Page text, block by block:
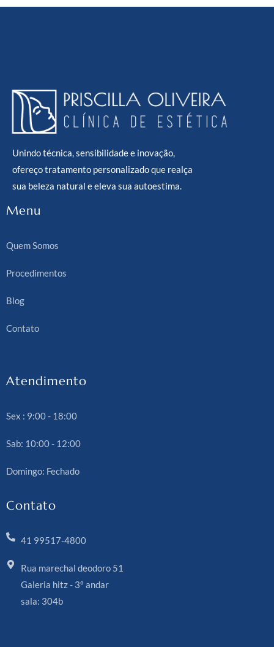
Unindo técnica, sensibilidade e inovação,
ofereço tratamento personalizado que realça
sua beleza natural e eleva sua autoestima.
Menu
Quem Somos
Procedimentos
Blog
Contato
Atendimento
Sex : 9:00 - 18:00
Sab: 10:00 - 12:00
Domingo: Fechado
Contato
41 99517-4800
Rua marechal deodoro 51
Galeria hitz - 3º andar
sala: 304b